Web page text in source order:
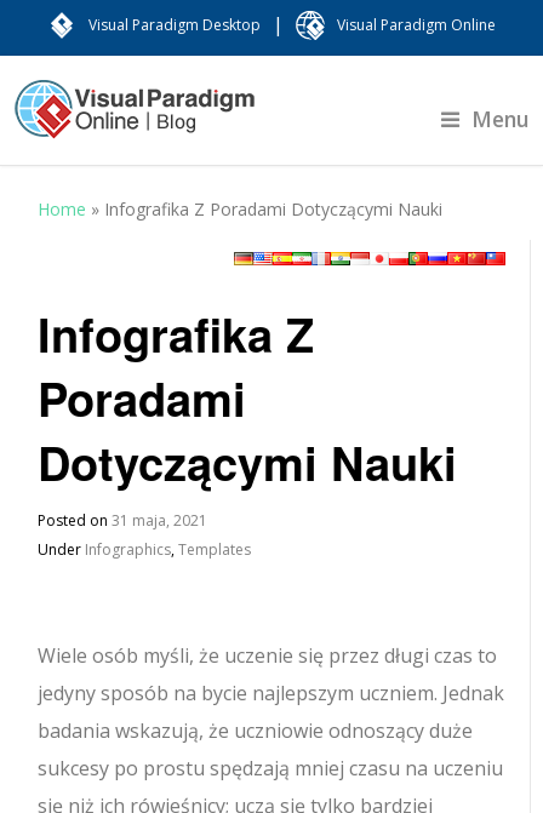
Visual Paradigm Desktop | Visual Paradigm Online
Menu
Home » Infografika Z Poradami Dotyczącymi Nauki
Infografika Z
Poradami
Dotyczącymi Nauki
Posted on31 maja, 2021
Under Infographics,Templates
Wiele osób myśli, że uczenie się przez długi czas to
jedyny sposób na bycie najlepszym uczniem. Jednak
badania wskazują, że uczniowie odnoszący duże
sukcesy po prostu spędzają mniej czasu na uczeniu
się niż ich rówieśnicy; uczą się tylko bardziej